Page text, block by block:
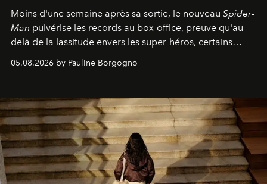
Moins d'une semaine après sa sortie, le nouveau Spider-
Man pulvérise les records au box-office, preuve qu'au-
delà de la lassitude envers les super-héros, certains
05.08.2026 by Pauline Borgogno